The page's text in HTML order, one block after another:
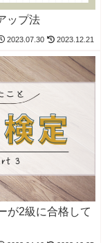
ップ法
2023.07.30 2023.12.21
が2級に合格して